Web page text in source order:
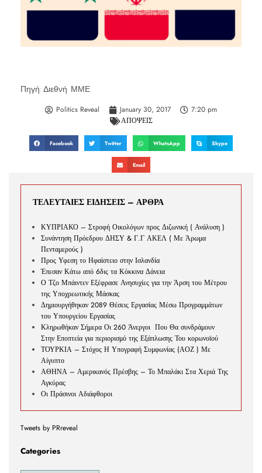
Πηγή: Διεθνή ΜΜΕ
Politics Reveal January 30, 2017
7:20 pm
ΑΠΟΨΕΙΣ
Facebook Twitter WhatsApp Skype
Email
ΤΕΛΕΥΤΑΙΕΣ ΕΙΔΗΣΕΙΣ – ΑΡΘΡΑ
ΚΥΠΡΙΑΚΟ – Στροφή Οικολόγων προς Διζωνική ( Ανάλυση )
Συνάντηση Πρόεδρου ΔΗΣΥ & Γ.Γ ΑΚΕΛ ( Με Άρωμα
Πενταμερούς )
Προς Υφεση το Ηφαίστειο στην Ισλανδία
Έπεσαν Κάτω από 6δις τα Κόκκινα Δάνεια
Ο Τζο Μπάιντεν Εξέφρασε Ανησυχίες για την Άρση του Μέτρου
της Υποχρεωτικής Μάσκας
Δημιουργήθηκαν 2089 Θέσεις Εργασίας Μέσω Προγραμμάτων
του Υπουργείου Εργασίας
Κληρωθήκαν Σήμερα Οι 260 Άνεργοι Που Θα συνδράμουν
Στην Εποπτεία για περιορισμό της Εξάπλωσης Του κορωνοϊού
ΤΟΥΡΚΙΑ – Στόχος Η Υπογραφή Συμφωνίας (ΑΟΖ ) Με
Αίγυπτο
ΑΘΗΝΑ – Αμερικανός Πρέσβης – Το Μπαλάκι Στα Χεριά Της
Αγκύρας
Οι Πράσινοι Αδιάφθοροι
Tweets by PRreveal
Categories